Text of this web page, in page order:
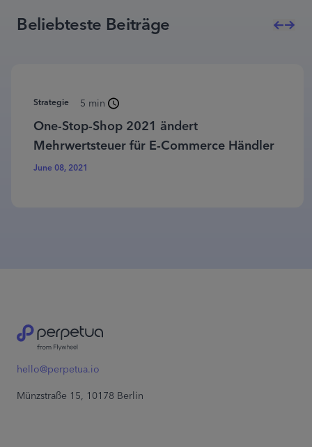
Beliebteste Beiträge
Strategie 5 min
One-Stop-Shop 2021 ändert
Mehrwertsteuer für E-Commerce Händler
June 08, 2021
hello@perpetua.io
Münzstraße 15, 10178 Berlin